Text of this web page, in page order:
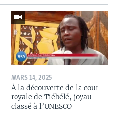
MARS 14, 2025
À la découverte de la cour
royale de Tiébélé, joyau
classé à l’UNESCO